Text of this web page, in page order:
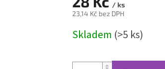
/ ks
23,14 Kč bez DPH
cena:
Skladem (>5 ks)